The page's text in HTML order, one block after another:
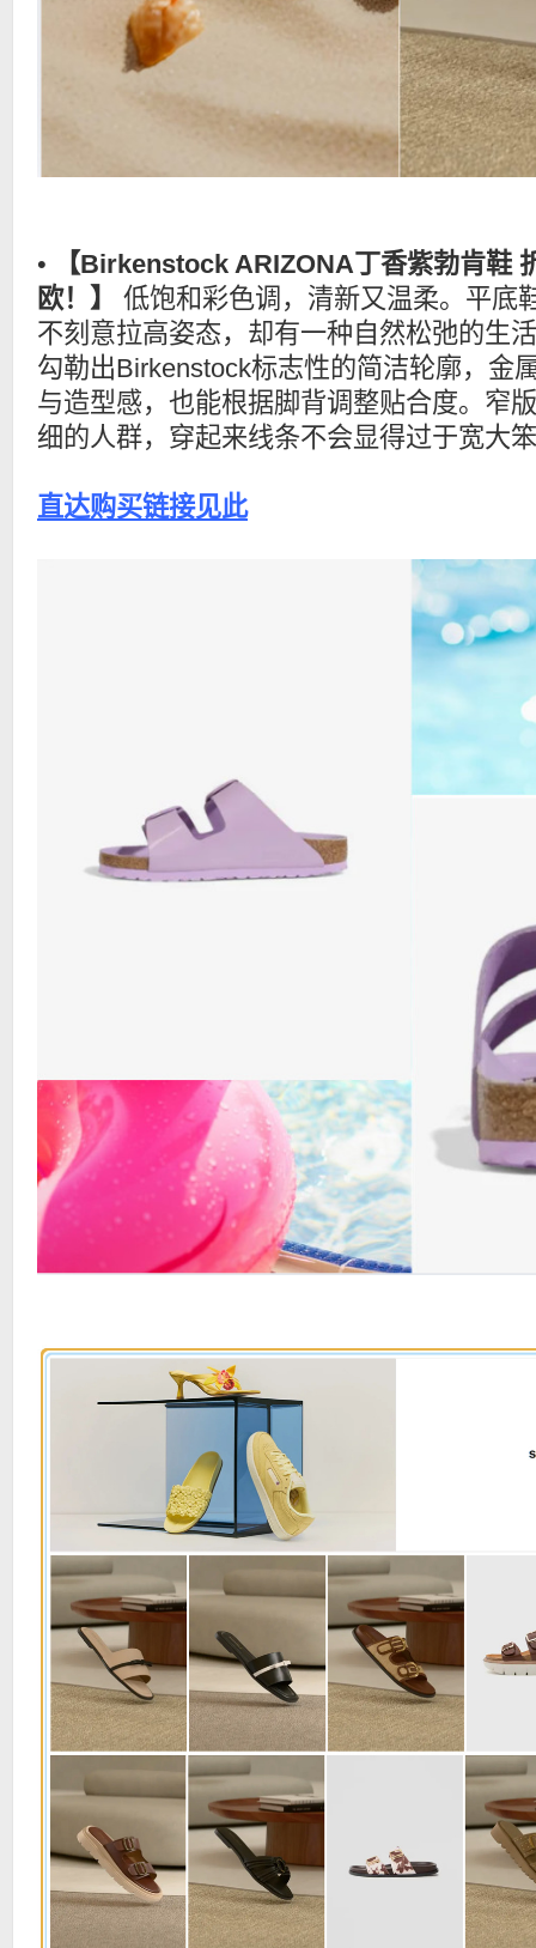
• 【Birkenstock ARIZONA丁香紫勃肯鞋
欧！】
低饱和彩色调，清新又温柔。平底
不刻意拉高姿态，却有一种自然松弛的生
勾勒出Birkenstock标志性的简洁轮廓，金
与造型感，也能根据脚背调整贴合度。窄
细的人群，穿起来线条不会显得过于宽大
直达购买链接见此